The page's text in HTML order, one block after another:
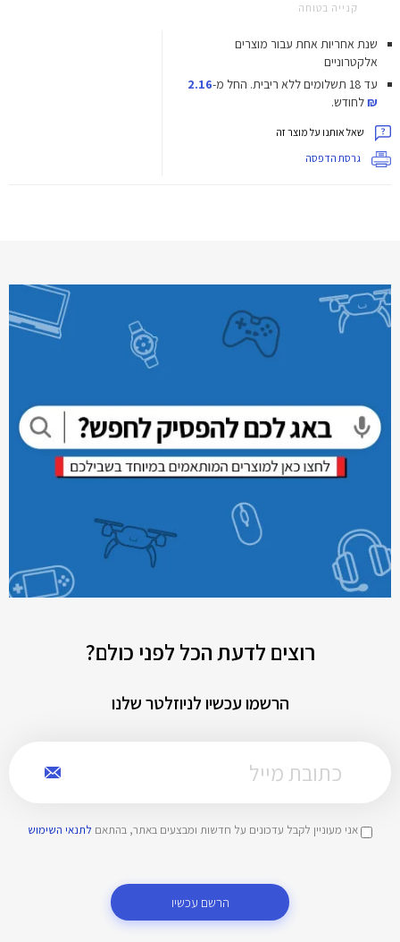
קנייה בטוחה
שנת אחריות אחת עבור מוצרים
אלקטרוניים
עד 18 תשלומים ללא ריבית.
החל מ-2.16
₪לחודש.
שאל אותנו על מוצר זה
גרסת הדפסה
רוצים לדעת הכל לפני כולם?
הרשמו עכשיו לניוזלטר שלנו
אני מעוניין לקבל עדכונים על חדשות ומבצעים באתר, בהתאם לתנאי השימוש
הרשם עכשיו